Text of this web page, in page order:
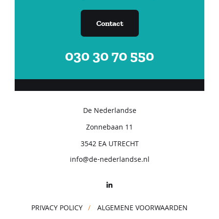
Inloggen Klant
Contact
030 30 70 550
De Nederlandse
Zonnebaan 11
3542 EA UTRECHT
info@de-nederlandse.nl
PRIVACY POLICY ALGEMENE VOORWAARDEN